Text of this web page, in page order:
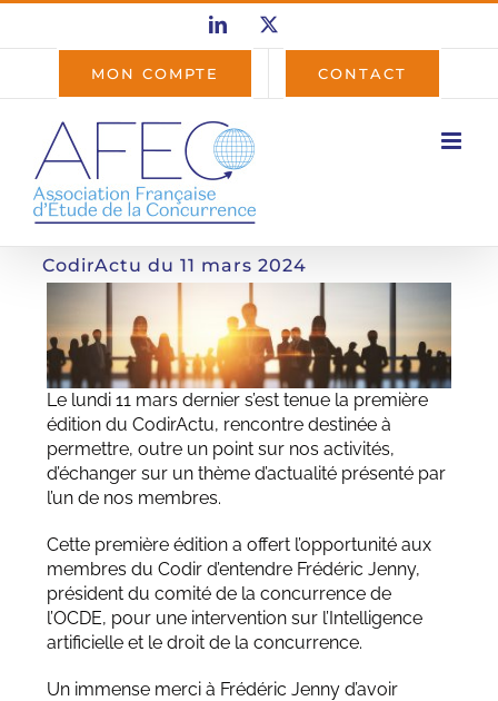
Passer
LinkedIn
MON COMPTE CONTACT
CodirActu du 11 mars 2024
Le lundi 11 mars dernier s’est tenue la première
édition du CodirActu, rencontre destinée à
permettre, outre un point sur nos activités,
d’échanger sur un thème d’actualité présenté par
l’un de nos membres.
Cette première édition a offert l’opportunité aux
membres du Codir d’entendre Frédéric Jenny,
président du comité de la concurrence de
l’OCDE, pour une intervention sur l’Intelligence
artificielle et le droit de la concurrence.
Un immense merci à Frédéric Jenny d’avoir